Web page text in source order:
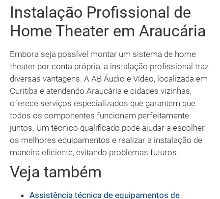
Instalação Profissional de
Home Theater em Araucária
Embora seja possível montar um sistema de home
theater por conta própria, a instalação profissional traz
diversas vantagens. A AB Áudio e Vídeo, localizada em
Curitiba e atendendo Araucária e cidades vizinhas,
oferece serviços especializados que garantem que
todos os componentes funcionem perfeitamente
juntos. Um técnico qualificado pode ajudar a escolher
os melhores equipamentos e realizar a instalação de
maneira eficiente, evitando problemas futuros.
Veja também
Assistência técnica de equipamentos de